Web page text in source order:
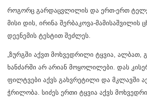
როგორც გარდაცვლილის და ერთ-ერთ
მისი დის, ირინა შერბაკოვა-მამისაშვილის
დეენემის ტესტით შეძლეს.
„ზურგში აქვთ მოხვედრილი ტყვია, ალბათ,
ხანძარში არ არიან მოყოლილები. დას
ფილტვები აქვს გახვრეტილი და მკლავში
ჭრილობა. სიძეს ერთი ტყვია აქვს